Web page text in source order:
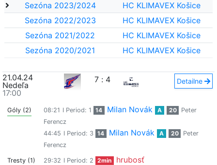
Sezóna 2023/2024
HC KLIMAVEX Košice
Sezóna 2022/2023
HC KLIMAVEX Košice
Sezóna 2021/2022
HC KLIMAVEX Košice
Sezóna 2020/2021
HC KLIMAVEX Košice
21.04.24
Nedeľa
17:00
7 : 4 Detailne
Góly (2) 08:21 I Period: 1 14 Milan Novák A 20
Peter
Ferencz
44:45 I Period: 3 14 Milan Novák A 20
Peter
Ferencz
Tresty (1) 29:32 I Period: 2 2min
hrubosť